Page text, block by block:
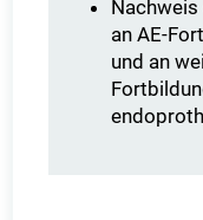
an AE-
und an